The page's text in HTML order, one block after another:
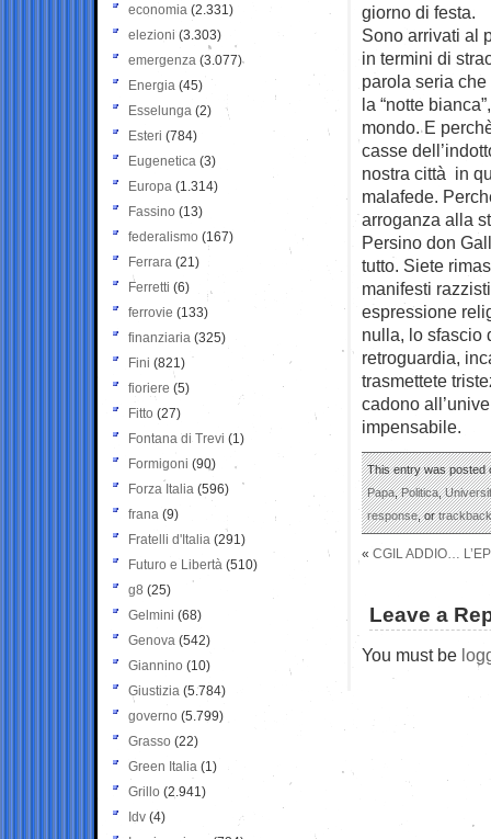
giorno di festa.
Sono arrivati al
in termini di
parola seria
la “notte
mondo. E
casse
nostra città in
malafede.
arroganza alla
Persino don
tutto. Siete
manifesti
espressione
nulla, lo sfascio
retroguardia,
trasmettete
cadono
impensabile.
This entry was posted
Papa,Politica,
response, ortrackback
« CGIL ADDIO…
Leave a
You must be
economia (2.331)
elezioni (3.303)
emergenza (3.077)
Energia (45)
Esselunga (2)
Esteri (784)
Eugenetica (3)
Europa (1.314)
Fassino (13)
federalismo (167)
Ferrara (21)
Ferretti (6)
ferrovie (133)
finanziaria (325)
Fini (821)
fioriere (5)
Fitto (27)
Fontana di Trevi (1)
Formigoni (90)
Forza Italia (596)
frana (9)
Fratelli d'Italia (291)
Futuro e Libertà (510)
g8 (25)
Gelmini (68)
Genova (542)
Giannino (10)
Giustizia (5.784)
governo (5.799)
Grasso (22)
Green Italia (1)
Grillo (2.941)
Idv (4)